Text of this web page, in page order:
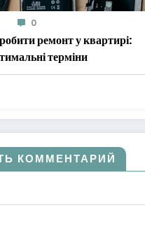
0
ремонт у квартирі:
терміни
КОММЕНТАРИЙ